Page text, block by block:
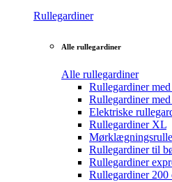
Rullegardiner
Alle rullegardiner
Alle rullegardiner
Rullegardiner
Rullegardiner
Elektriske
Rullegardiner XL
Rullegardiner til
Rullegardiner
Rullegardiner 200